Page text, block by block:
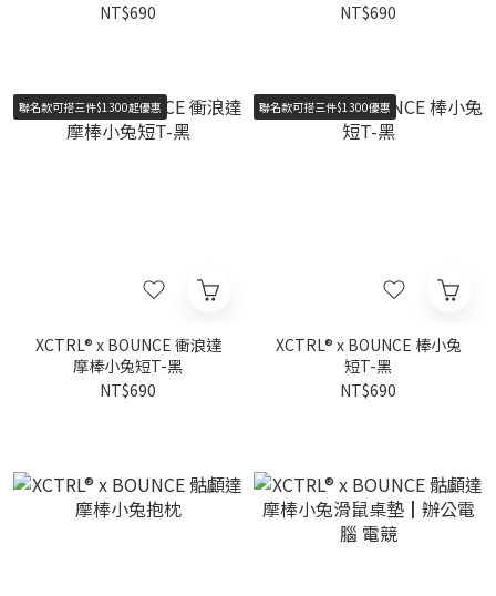
NT$690
NT$690
聯名款可搭三件$1300起優惠
XCTRL® x BOUNCE 衝浪達
摩棒小兔短T-黑
NT$690
聯名款可搭三件$1300優惠
XCTRL® x BOUNCE 棒小兔
短T-黑
NT$690